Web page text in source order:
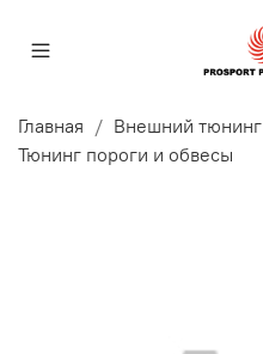
Главная Внешний тюнинг
Тюнинг пороги и обвесы